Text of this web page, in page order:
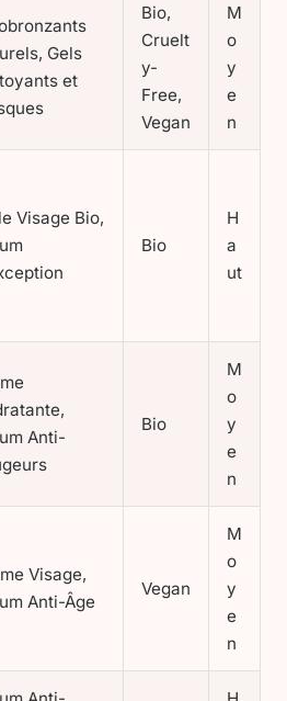
Gels
et
Bio,
Cruelt
y-
Free,
Vegan
M
o
y
e
n
Visage Bio,
Bio
H
a
ut
Anti-
Bio
M
o
y
e
n
Visage,
Anti-Âge
Vegan
M
o
y
e
n